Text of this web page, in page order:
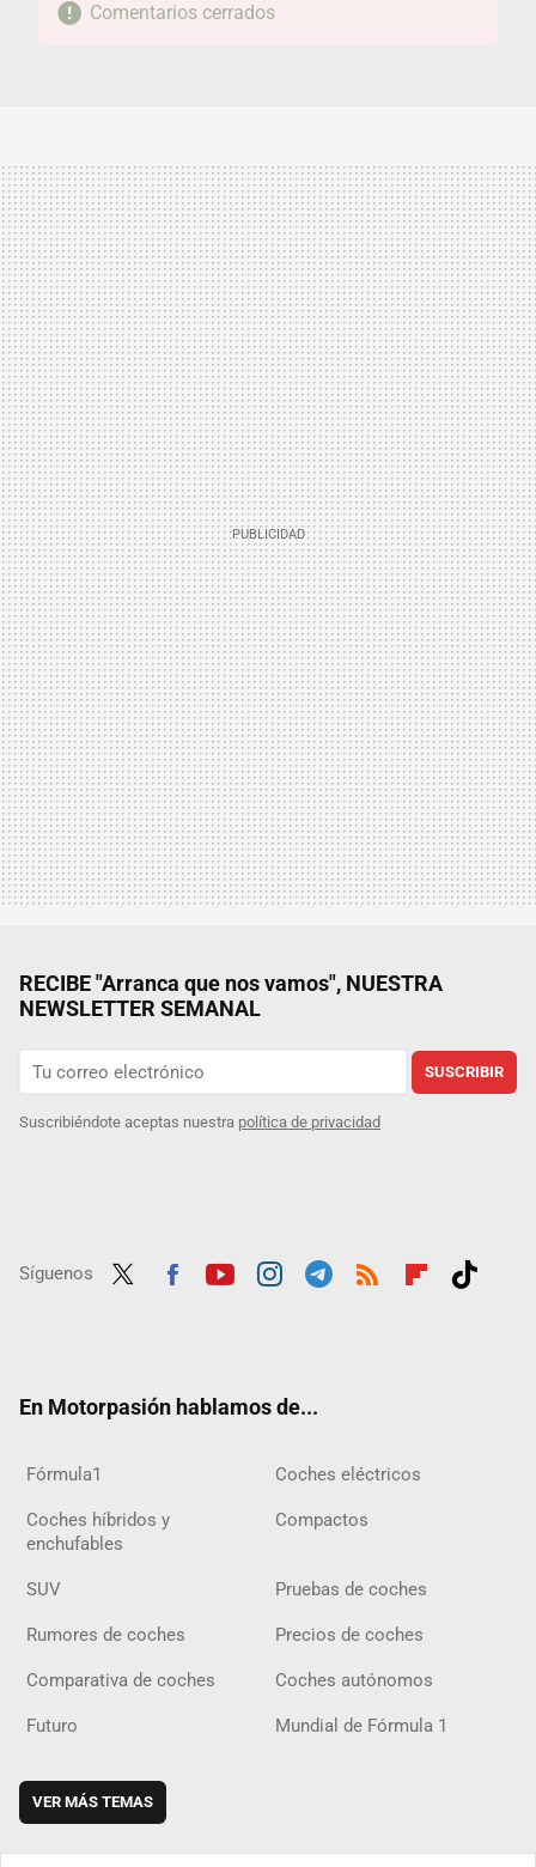
Comentarios cerrados
RECIBE "Arranca que nos vamos", NUESTRA
NEWSLETTER SEMANAL
SUSCRIBIR
Suscribiéndote aceptas nuestra política de privacidad
Síguenos
En Motorpasión hablamos de...
Fórmula1 Coches eléctricos
Coches híbridos y
enchufables
Compactos
SUV Pruebas de coches
Rumores de coches Precios de coches
Comparativa de coches Coches autónomos
Futuro Mundial de Fórmula 1
VER MÁS TEMAS